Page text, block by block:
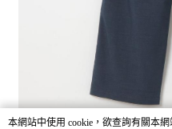
本網站中使用 cookie，欲查詢有關本